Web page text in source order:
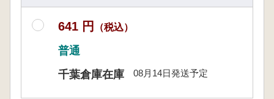
641 円 （税込）
普通
千葉倉庫在庫
08月14日発送予定